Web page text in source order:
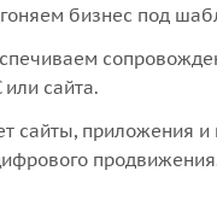
бизнес под
сайта.
сайты, приложения и